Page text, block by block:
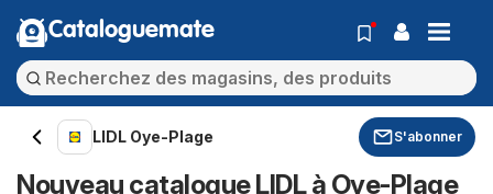
Cataloguemate
LIDL Oye-Plage S'abonner
Nouveau catalogue LIDL à Oye-Plage